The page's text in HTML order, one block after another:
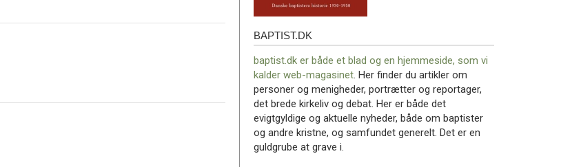
baptist.dk
BAPTIST.DK
baptist.dk er både et blad og en hjemmeside, som vi
kalder web-magasinet . Her finder du artikler om
personer og menigheder, portrætter og reportager,
det brede kirkeliv og debat. Her er både det
evigtgyldige og aktuelle nyheder, både om baptister
og andre kristne, og samfundet generelt. Det er en
guldgrube at grave i.